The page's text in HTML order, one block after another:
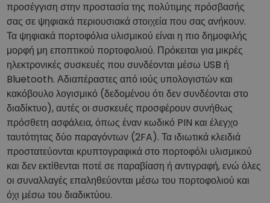
προσέγγιση στην προστασία της πολύτιμης πρόσβασής
σας σε ψηφιακά περιουσιακά στοιχεία που σας ανήκουν.
Τα ψηφιακά πορτοφόλια υλισμικού είναι η πιο δημοφιλής
μορφή μη εποπτικού πορτοφολιού. Πρόκειται για μικρές
ηλεκτρονικές συσκευές που συνδέονται μέσω USB ή
Bluetooth. Αδιαπέραστες από ιούς υπολογιστών και
κακόβουλο λογισμικό (δεδομένου ότι δεν συνδέονται στο
διαδίκτυο), αυτές οι συσκευές προσφέρουν συνήθως
πρόσθετη ασφάλεια, όπως έναν κωδικό PIN και έλεγχο
ταυτότητας δύο παραγόντων (2FA). Τα ιδιωτικά κλειδιά
προστατεύονται κρυπτογραφικά στο πορτοφόλι υλισμικού
και δεν εκτίθενται ποτέ σε παραβίαση ή αντιγραφή, ενώ όλες
οι συναλλαγές επαληθεύονται μέσω του πορτοφολιού και
όχι μέσω του διαδικτύου.